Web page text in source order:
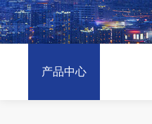
产品中心